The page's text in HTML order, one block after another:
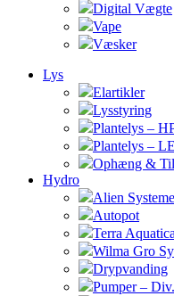
Digital Vægte
Vape
Væsker
Lys
Elartikler
Lysstyring
Plantelys –
Plantelys –
Ophæng &
Hydro
Alien
Autopot
Terra
Wilma Gro
Drypvanding
Pumper –